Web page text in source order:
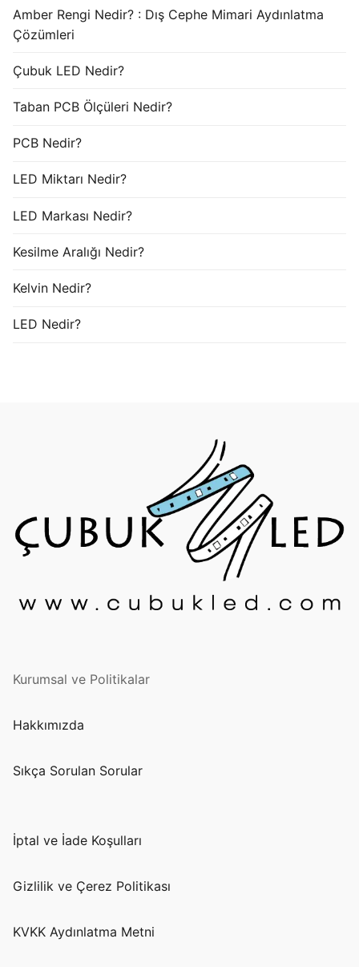
Amber Rengi Nedir? : Dış Cephe Mimari Aydınlatma
Çözümleri
Çubuk LED Nedir?
Taban PCB Ölçüleri Nedir?
PCB Nedir?
LED Miktarı Nedir?
LED Markası Nedir?
Kesilme Aralığı Nedir?
Kelvin Nedir?
LED Nedir?
Kurumsal ve Politikalar
Hakkımızda
Sıkça Sorulan Sorular
İptal ve İade Koşulları
Gizlilik ve Çerez Politikası
KVKK Aydınlatma Metni